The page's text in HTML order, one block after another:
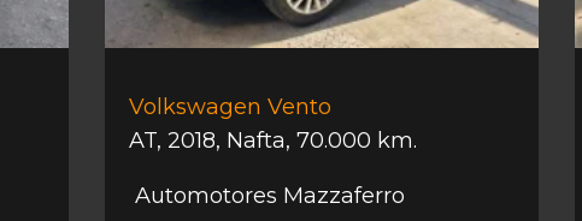
Volkswagen Vento
AT, 2018, Nafta, 70.000 km.
Automotores Mazzaferro